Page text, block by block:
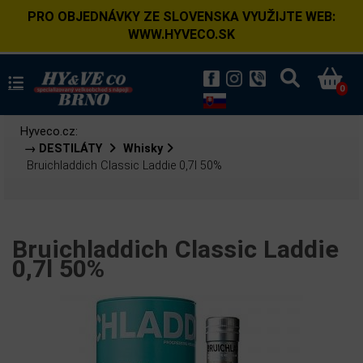
PRO OBJEDNÁVKY ZE SLOVENSKA VYUŽIJTE WEB:
WWW.HYVECO.SK
0
Hyveco.cz:
→ DESTILÁTY
Whisky
Bruichladdich Classic Laddie 0,7l 50%
Bruichladdich Classic Laddie
0,7l 50%